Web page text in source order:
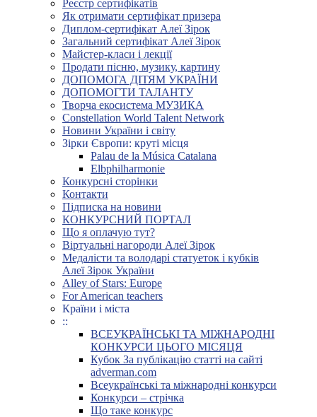
Реєстр сертифікатів
Як отримати сертифікат призера
Диплом-сертифікат Алеї Зірок
Загальний сертифікат Алеї Зірок
Майстер-класи і лекції
Продати пісню, музику, картину
ДОПОМОГА ДІТЯМ УКРАЇНИ
ДОПОМОГТИ ТАЛАНТУ
Творча екосистема МУЗИКА
Constellation World Talent Network
Новини України і світу
Зірки Європи: круті місця
Palau de la Música Catalana
Elbphilharmonie
Конкурсні сторінки
Контакти
Підписка на новини
КОНКУРСНИЙ ПОРТАЛ
Що я оплачую тут?
Віртуальні нагороди Алеї Зірок
Медалісти та володарі статуеток і кубків
Алеї Зірок України
Alley of Stars: Europe
For American teachers
Країни і міста
::
ВСЕУКРАЇНСЬКІ ТА МІЖНАРОДНІ
КОНКУРСИ ЦЬОГО МІСЯЦЯ
Кубок За публікацію статті на сайті
adverman.com
Всеукраїнські та міжнародні конкурси
Конкурси – стрічка
Що таке конкурс